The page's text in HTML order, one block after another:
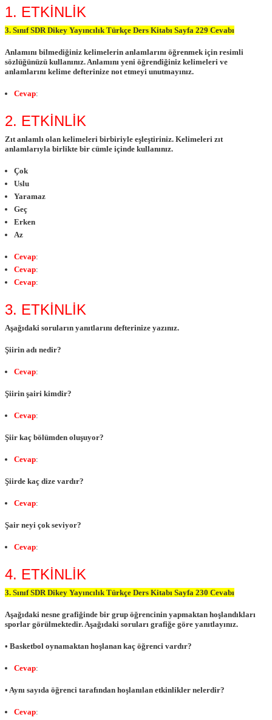
1. ETKİNLİK
3. Sınıf SDR Dikey Yayıncılık Türkçe Ders Kitabı Sayfa 229 Cevabı
Anlamını bilmediğiniz kelimelerin anlamlarını öğrenmek için resimli
sözlüğünüzü kullanınız. Anlamını yeni öğrendiğiniz kelimeleri ve
anlamlarını kelime defterinize not etmeyi unutmayınız.
Cevap:
2. ETKİNLİK
Zıt anlamlı olan kelimeleri birbiriyle eşleştiriniz. Kelimeleri zıt
anlamlarıyla birlikte bir cümle içinde kullanınız.
Çok
Uslu
Yaramaz
Geç
Erken
Az
Cevap:
Cevap:
Cevap:
3. ETKİNLİK
Aşağıdaki soruların yanıtlarını defterinize yazınız.
Şiirin adı nedir?
Cevap:
Şiirin şairi kimdir?
Cevap:
Şiir kaç bölümden oluşuyor?
Cevap:
Şiirde kaç dize vardır?
Cevap:
Şair neyi çok seviyor?
Cevap:
4. ETKİNLİK
3. Sınıf SDR Dikey Yayıncılık Türkçe Ders Kitabı Sayfa 230 Cevabı
Aşağıdaki nesne grafiğinde bir grup öğrencinin yapmaktan hoşlandıkları
sporlar görülmektedir. Aşağıdaki soruları grafiğe göre yanıtlayınız.
• Basketbol oynamaktan hoşlanan kaç öğrenci vardır?
Cevap:
• Aynı sayıda öğrenci tarafından hoşlanılan etkinlikler nelerdir?
Cevap: